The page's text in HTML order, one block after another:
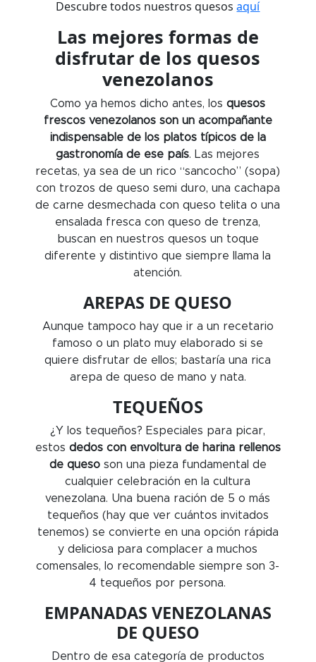
Descubre todos nuestros quesosaquí
Las mejores formas de
disfrutar de los quesos
venezolanos
Como ya hemos dicho antes, losquesos
frescos venezolanos son un acompañante
indispensable de los platos típicos de la
gastronomía de ese país. Las mejores
recetas, ya sea de un rico “sancocho” (sopa)
con trozos de queso semi duro, una cachapa
de carne desmechada con queso telita o una
ensalada fresca con queso de trenza,
buscan en nuestros quesos un toque
diferente y distintivo que siempre llama la
atención.
AREPAS DE QUESO
Aunque tampoco hay que ir a un recetario
famoso o un plato muy elaborado si se
quiere disfrutar de ellos; bastaría una rica
arepa de queso de mano y nata.
TEQUEÑOS
¿Y los tequeños? Especiales para picar,
estos dedos con envoltura de harina rellenos
de quesoson una pieza fundamental de
cualquier celebración en la cultura
venezolana. Una buena ración de 5 o más
tequeños (hay que ver cuántos invitados
tenemos) se convierte en una opción rápida
y deliciosa para complacer a muchos
comensales, lo recomendable siempre son 3-
4 tequeños por persona.
EMPANADAS VENEZOLANAS
DE QUESO
Dentro de esa categoría de productos